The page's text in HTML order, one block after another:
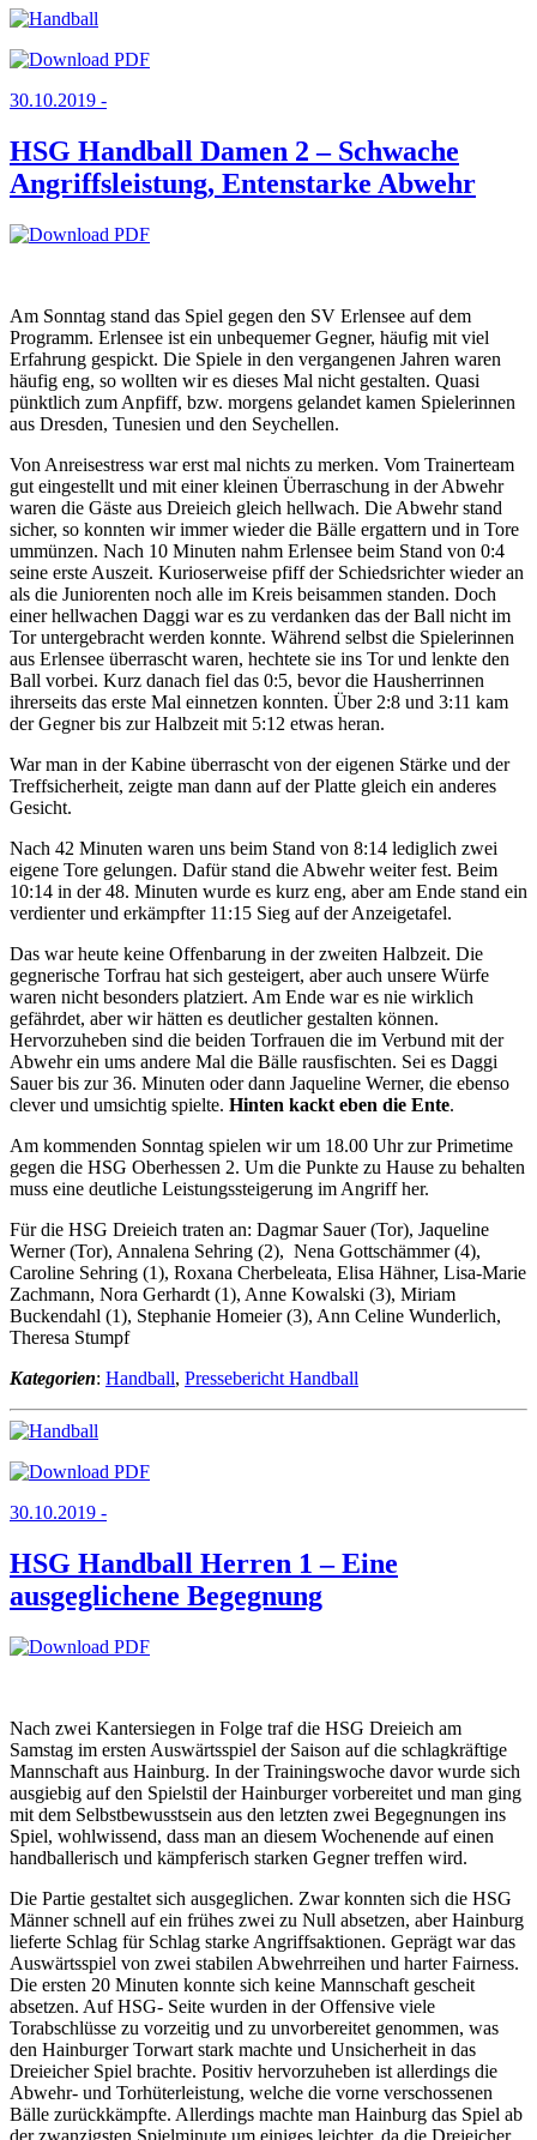
30.10.2019 -
HSG Handball Damen 2 – Schwache
Angriffsleistung, Entenstarke Abwehr
Am Sonntag stand das Spiel gegen den SV Erlensee auf dem
Programm. Erlensee ist ein unbequemer Gegner, häufig mit viel
Erfahrung gespickt. Die Spiele in den vergangenen Jahren waren
häufig eng, so wollten wir es dieses Mal nicht gestalten. Quasi
pünktlich zum Anpfiff, bzw. morgens gelandet kamen Spielerinnen
aus Dresden, Tunesien und den Seychellen.
Von Anreisestress war erst mal nichts zu merken. Vom Trainerteam
gut eingestellt und mit einer kleinen Überraschung in der Abwehr
waren die Gäste aus Dreieich gleich hellwach. Die Abwehr stand
sicher, so konnten wir immer wieder die Bälle ergattern und in Tore
ummünzen. Nach 10 Minuten nahm Erlensee beim Stand von 0:4
seine erste Auszeit. Kurioserweise pfiff der Schiedsrichter wieder an
als die Juniorenten noch alle im Kreis beisammen standen. Doch
einer hellwachen Daggi war es zu verdanken das der Ball nicht im
Tor untergebracht werden konnte. Während selbst die Spielerinnen
aus Erlensee überrascht waren, hechtete sie ins Tor und lenkte den
Ball vorbei. Kurz danach fiel das 0:5, bevor die Hausherrinnen
ihrerseits das erste Mal einnetzen konnten. Über 2:8 und 3:11 kam
der Gegner bis zur Halbzeit mit 5:12 etwas heran.
War man in der Kabine überrascht von der eigenen Stärke und der
Treffsicherheit, zeigte man dann auf der Platte gleich ein anderes
Gesicht.
Nach 42 Minuten waren uns beim Stand von 8:14 lediglich zwei
eigene Tore gelungen. Dafür stand die Abwehr weiter fest. Beim
10:14 in der 48. Minuten wurde es kurz eng, aber am Ende stand ein
verdienter und erkämpfter 11:15 Sieg auf der Anzeigetafel.
Das war heute keine Offenbarung in der zweiten Halbzeit. Die
gegnerische Torfrau hat sich gesteigert, aber auch unsere Würfe
waren nicht besonders platziert. Am Ende war es nie wirklich
gefährdet, aber wir hätten es deutlicher gestalten können.
Hervorzuheben sind die beiden Torfrauen die im Verbund mit der
Abwehr ein ums andere Mal die Bälle rausfischten. Sei es Daggi
Sauer bis zur 36. Minuten oder dann Jaqueline Werner, die ebenso
clever und umsichtig spielte. Hinten kackt eben die Ente.
Am kommenden Sonntag spielen wir um 18.00 Uhr zur Primetime
gegen die HSG Oberhessen 2. Um die Punkte zu Hause zu behalten
muss eine deutliche Leistungssteigerung im Angriff her.
Für die HSG Dreieich traten an: Dagmar Sauer (Tor), Jaqueline
Werner (Tor), Annalena Sehring (2), Nena Gottschämmer (4),
Caroline Sehring (1), Roxana Cherbeleata, Elisa Hähner, Lisa-Marie
Zachmann, Nora Gerhardt (1), Anne Kowalski (3), Miriam
Buckendahl (1), Stephanie Homeier (3), Ann Celine Wunderlich,
Theresa Stumpf
Kategorien: Handball, Pressebericht Handball
30.10.2019 -
HSG Handball Herren 1 – Eine
ausgeglichene Begegnung
Nach zwei Kantersiegen in Folge traf die HSG Dreieich am
Samstag im ersten Auswärtsspiel der Saison auf die schlagkräftige
Mannschaft aus Hainburg. In der Trainingswoche davor wurde sich
ausgiebig auf den Spielstil der Hainburger vorbereitet und man ging
mit dem Selbstbewusstsein aus den letzten zwei Begegnungen ins
Spiel, wohlwissend, dass man an diesem Wochenende auf einen
handballerisch und kämpferisch starken Gegner treffen wird.
Die Partie gestaltet sich ausgeglichen. Zwar konnten sich die HSG
Männer schnell auf ein frühes zwei zu Null absetzen, aber Hainburg
lieferte Schlag für Schlag starke Angriffsaktionen. Geprägt war das
Auswärtsspiel von zwei stabilen Abwehrreihen und harter Fairness.
Die ersten 20 Minuten konnte sich keine Mannschaft gescheit
absetzen. Auf HSG- Seite wurden in der Offensive viele
Torabschlüsse zu vorzeitig und zu unvorbereitet genommen, was
den Hainburger Torwart stark machte und Unsicherheit in das
Dreieicher Spiel brachte. Positiv hervorzuheben ist allerdings die
Abwehr- und Torhüterleistung, welche die vorne verschossenen
Bälle zurückkämpfte. Allerdings machte man Hainburg das Spiel ab
der zwanzigsten Spielminute um einiges leichter, da die Dreieicher